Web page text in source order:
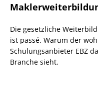
Die gesetzliche
ist passé. Warum der
Schulungsanbieter EBZ
Branche sieht.